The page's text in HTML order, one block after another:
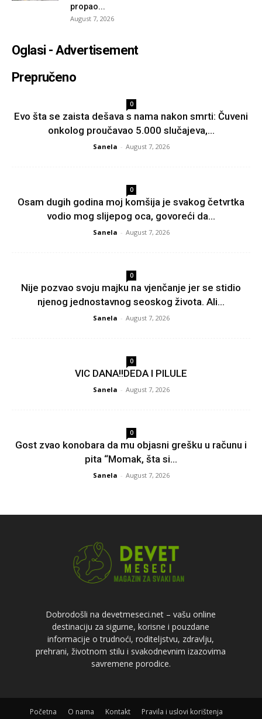
propao...
August 7, 2026
Oglasi - Advertisement
Prepručeno
0
Evo šta se zaista dešava s nama nakon smrti: Čuveni
onkolog proučavao 5.000 slučajeva,...
Sanela - August 7, 2026
0
Osam dugih godina moj komšija je svakog četvrtka
vodio mog slijepog oca, govoreći da...
Sanela - August 7, 2026
0
Nije pozvao svoju majku na vjenčanje jer se stidio
njenog jednostavnog seoskog života. Ali...
Sanela - August 7, 2026
0
VIC DANA!!DEDA I PILULE
Sanela - August 7, 2026
0
Gost zvao konobara da mu objasni grešku u računu i
pita “Momak, šta si...
Sanela - August 7, 2026
Dobrodošli na devetmeseci.net – vašu online
destinaciju za sigurne, korisne i pouzdane
informacije o trudnoći, roditeljstvu, zdravlju,
prehrani, životnom stilu i svakodnevnim izazovima
savremene porodice.
Početna O nama Kontakt
Pravila i uslovi korištenja